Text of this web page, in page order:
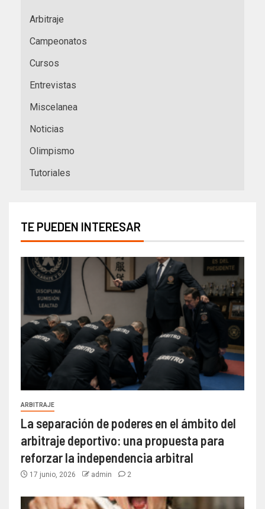
Arbitraje
Campeonatos
Cursos
Entrevistas
Miscelanea
Noticias
Olimpismo
Tutoriales
TE PUEDEN INTERESAR
ARBITRAJE
La separación de poderes en el ámbito del
arbitraje deportivo: una propuesta para
reforzar la independencia arbitral
17 junio, 2026 admin 2